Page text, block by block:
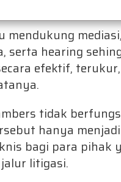
serta hearing
efektif,
tidak
hanya
bagi para pihak
litigasi.